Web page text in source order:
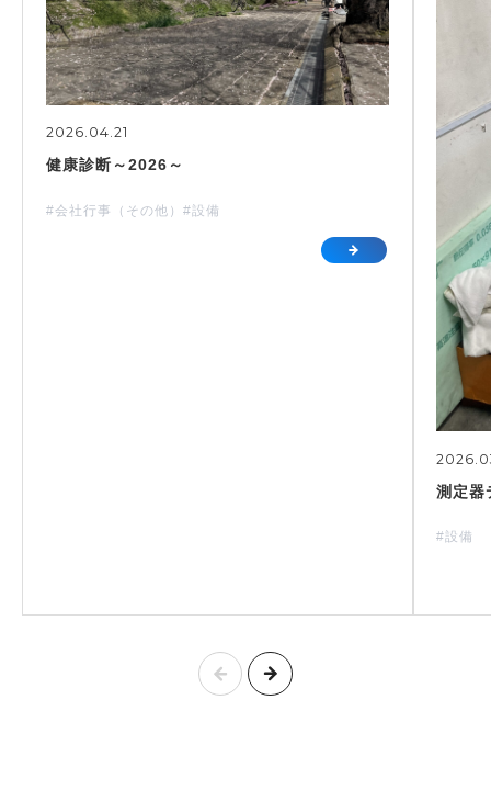
2026.04.21
健康診断～2026～
#会社行事（その他） #設備
測定器
#設備